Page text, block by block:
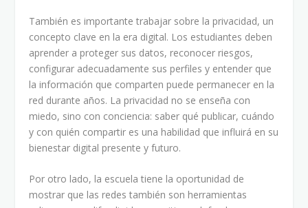
También es importante trabajar sobre la privacidad, un
concepto clave en la era digital. Los estudiantes deben
aprender a proteger sus datos, reconocer riesgos,
configurar adecuadamente sus perfiles y entender que
la información que comparten puede permanecer en la
red durante años. La privacidad no se enseña con
miedo, sino con conciencia: saber qué publicar, cuándo
y con quién compartir es una habilidad que influirá en su
bienestar digital presente y futuro.
Por otro lado, la escuela tiene la oportunidad de
mostrar que las redes también son herramientas